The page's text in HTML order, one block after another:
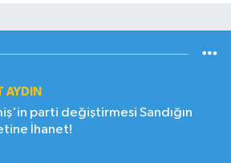
AYDIN
parti değiştirmesi Sandığın
İhanet!